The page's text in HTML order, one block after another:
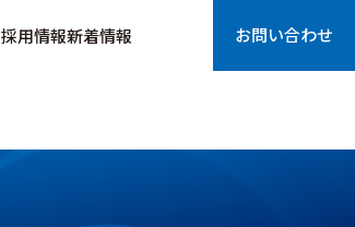
採用情報新着情報 お問い合わせ